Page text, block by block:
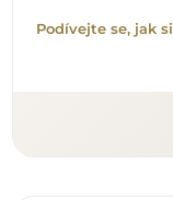
Podívejte se, jak